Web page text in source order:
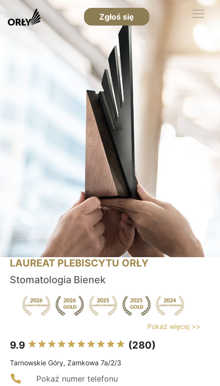
Zgłoś się
LAUREAT PLEBISCYTU ORŁY
Stomatologia Bienek
Pokaż więcej >>
9.9 (280)
Tarnowskie Góry, Zamkowa 7a/2/3
Pokaż numer telefonu